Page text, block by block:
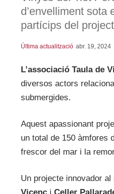
d’envelliment sota
partícips del
Última actualització abr. 19, 2024
L’associació Taula de
diversos actors
submergides.
Aquest apassionant
un total de 150 àmfores
frescor del mar i la
Un projecte innovador